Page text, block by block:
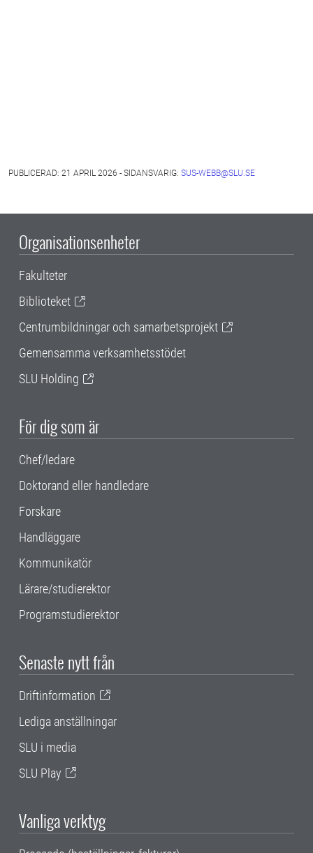
PUBLICERAD: 21 APRIL 2026 - SIDANSVARIG: SUS-WEBB@SLU.SE
Organisationsenheter
Fakulteter
Biblioteket
Centrumbildningar och samarbetsprojekt
Gemensamma verksamhetsstödet
SLU Holding
För dig som är
Chef/ledare
Doktorand eller handledare
Forskare
Handläggare
Kommunikatör
Lärare/studierektor
Programstudierektor
Senaste nytt från
Driftinformation
Lediga anställningar
SLU i media
SLU Play
Vanliga verktyg